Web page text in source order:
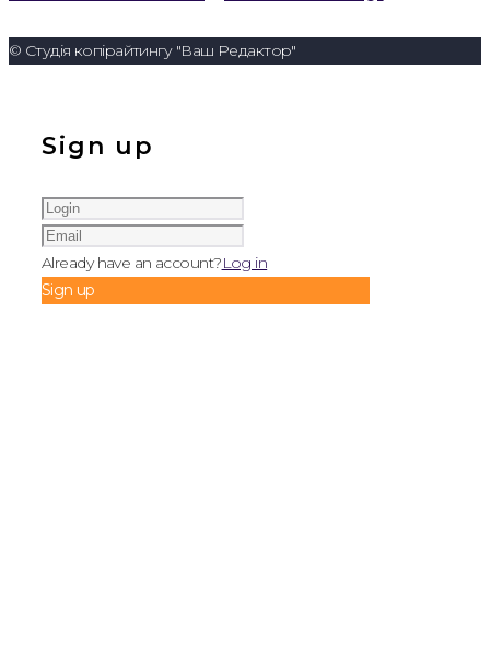
© Студія копірайтингу "Ваш Редактор"
Sign up
Already have an account?Log in
Sign up